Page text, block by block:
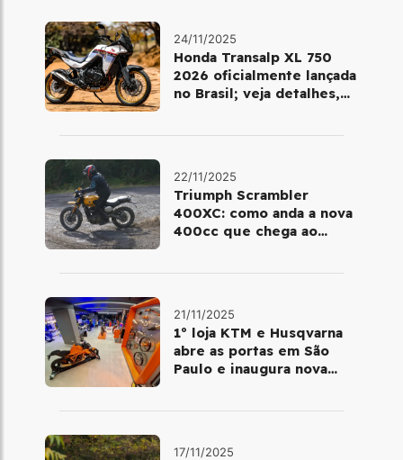
24/11/2025
Honda Transalp XL 750
2026 oficialmente lançada
no Brasil; veja detalhes,
22/11/2025
Triumph Scrambler
400XC: como anda a nova
400cc que chega ao
21/11/2025
1º loja KTM e Husqvarna
abre as portas em São
Paulo e inaugura nova
17/11/2025